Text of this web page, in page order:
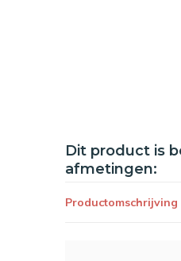
Dit product is
afmetingen:
Productomschrijving